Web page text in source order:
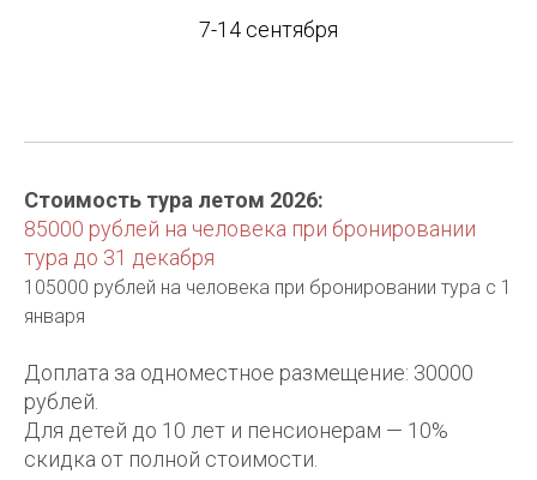
7-14 сентября
Стоимость тура летом 2026:
85000 рублей на человека при бронировании
тура до 31 декабря
105000 рублей на человека при бронировании тура с 1
января
Доплата за одноместное размещение: 30000
рублей.
Для детей до 10 лет и пенсионерам — 10%
скидка от полной стоимости.